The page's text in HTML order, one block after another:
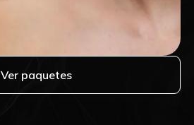
Ver paquetes